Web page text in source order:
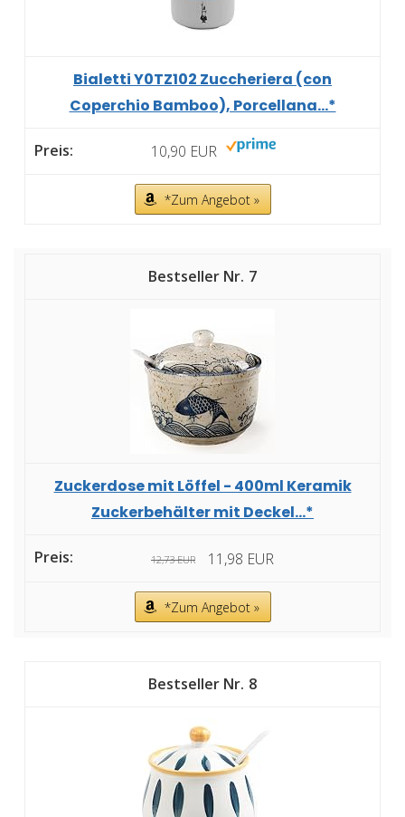
Bialetti Y0TZ102 Zuccheriera (con
Coperchio Bamboo), Porcellana...*
10,90 EUR
*Zum Angebot »
7
Zuckerdose mit Löffel - 400ml Keramik
Zuckerbehälter mit Deckel...*
12,73 EUR 11,98 EUR
*Zum Angebot »
8